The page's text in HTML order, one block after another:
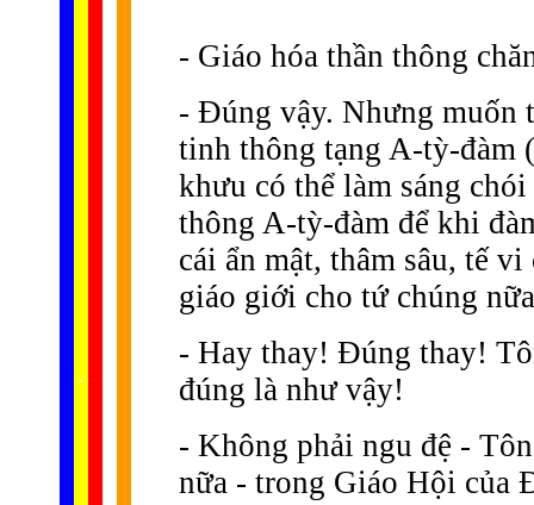
.
- Giáo hóa thần thông
- Ðúng vậy. Nhưng muốn
tinh thông tạng A-tỳ-đàm
khưu có thể làm sáng
thông A-tỳ-đàm để khi
cái ẩn mật, thâm sâu, tế
giáo giới cho tứ chúng
- Hay thay! Ðúng thay!
đúng là như vậy!
- Không phải ngu đệ -
nữa - trong Giáo Hội của